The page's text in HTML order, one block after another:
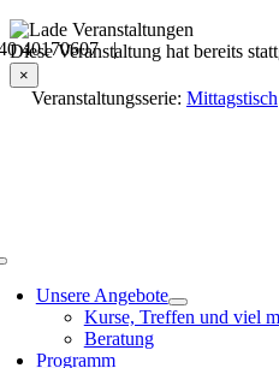
Skip
to
content
40170607 |
Unsere Angebote
Kurse, Treffen und viel
Beratung
Programm
Veranstaltungsdetails
Diese Veranstaltung hat bereits
×
Veranstaltungsserie: Mittagstisch